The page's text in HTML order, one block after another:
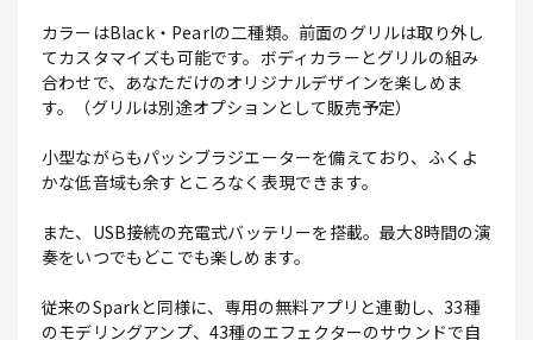
カラーはBlack・Pearlの二種類。前面のグリルは取り外し
てカスタマイズも可能です。ボディカラーとグリルの組み
合わせで、あなただけのオリジナルデザインを楽しめま
す。（グリルは別途オプションとして販売予定）
小型ながらもパッシブラジエーターを備えており、ふくよ
かな低音域も余すところなく表現できます。
また、USB接続の充電式バッテリーを搭載。最大8時間の演
奏をいつでもどこでも楽しめます。
従来のSparkと同様に、専用の無料アプリと連動し、33種
のモデリングアンプ、43種のエフェクターのサウンドで自